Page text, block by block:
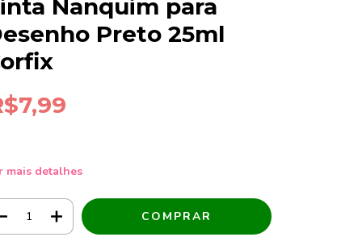
Nanquim para
Preto 25ml
mais detalhes